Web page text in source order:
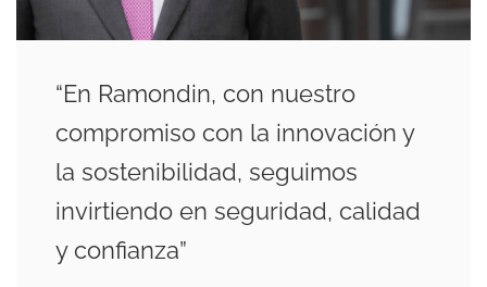
“En Ramondin, con nuestro
compromiso con la innovación y
la sostenibilidad, seguimos
invirtiendo en seguridad, calidad
y confianza”